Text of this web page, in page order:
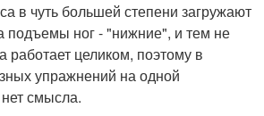
в чуть большей степени загружают
подъемы ног - "нижние", и тем не
работает целиком, поэтому в
упражнений на одной
смысла.